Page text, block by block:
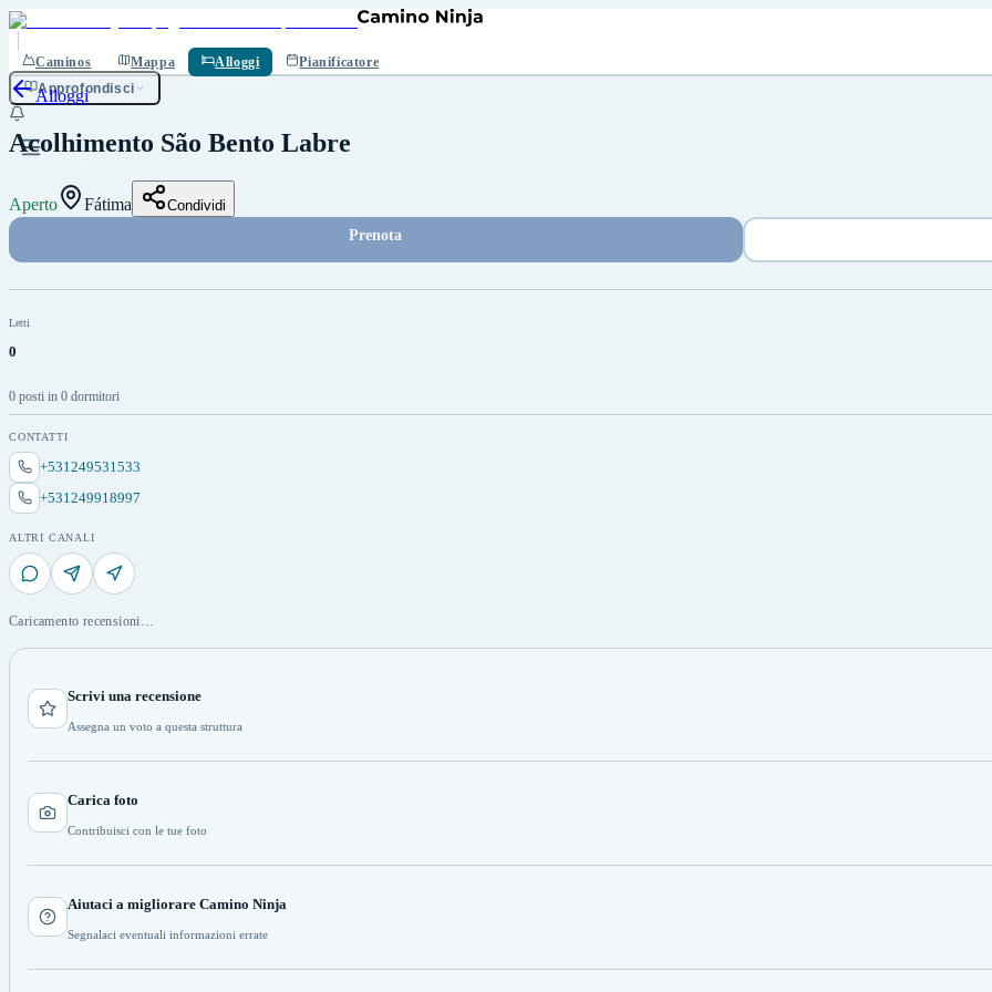
Caminos Mappa Alloggi
Pianificatore
Approfondisci
Alloggi
Acolhimento São Bento Labre
Aperto Fátima Condividi
Salva
Prenota
Letti
0
0 posti in 0 dormitori
CONTATTI
+531249531533
+531249918997
ALTRI CANALI
Caricamento recensioni…
Scrivi una recensione
Assegna un voto a questa struttura
Carica foto
Contribuisci con le tue foto
Aiutaci a migliorare Camino Ninja
Segnalaci eventuali informazioni errate